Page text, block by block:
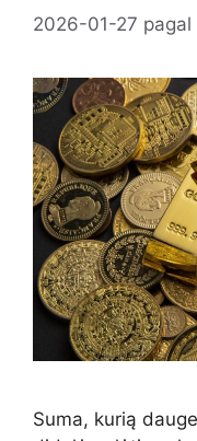
2026-01-27 pagal
Suma, kurią